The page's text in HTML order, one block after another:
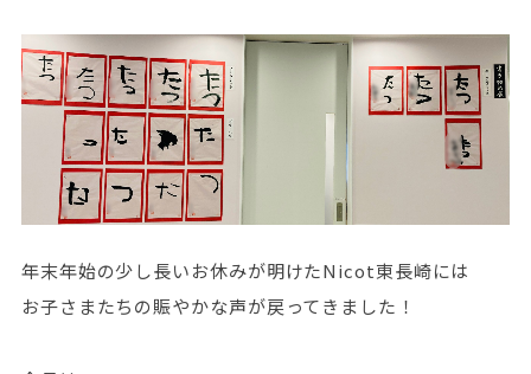
年末年始の少し長いお休みが明けたNicot東長崎には
お子さまたちの賑やかな声が戻ってきました！